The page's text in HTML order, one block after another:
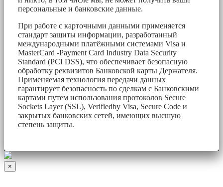
персональные и банковские данные.
При работе с карточными данными применяется
стандарт защиты информации, разработанный
международными платёжными системами Visa и
MasterCard -Payment Card Industry Data Security
Standard (PCI DSS), что обеспечивает безопасную
обработку реквизитов Банковской карты Держателя.
Применяемая технология передачи данных
гарантирует безопасность по сделкам с Банковскими
картами путем использования протоколов Secure
Sockets Layer (SSL), Verifiedby Visa, Secure Code и
закрытых банковских сетей, имеющих высшую
степень защиты.
×